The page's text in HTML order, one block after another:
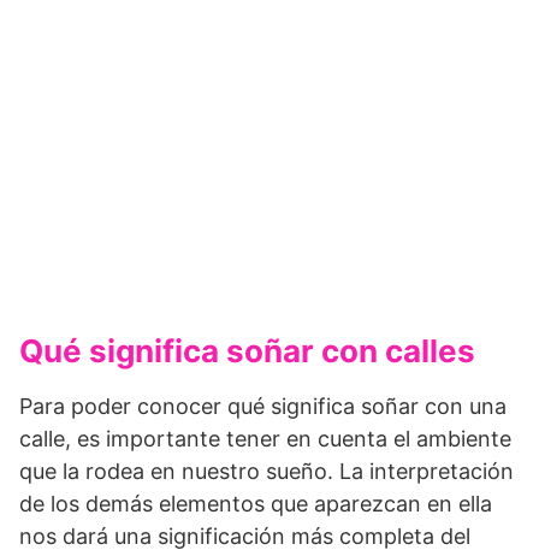
Qué significa soñar con calles
Para poder conocer qué significa soñar con una
calle, es importante tener en cuenta el ambiente
que la rodea en nuestro sueño. La interpre­tación
de los demás elementos que aparezcan en ella
nos dará una significación más com­pleta del